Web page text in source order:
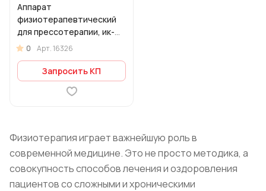
Аппарат
физиотерапевтический
для прессотерапии, ик-
прогрева Scopula
PressoPro 2
0 Арт.16326
Запросить КП
Физиотерапия играет важнейшую роль в
современной медицине. Это не просто методика, а
совокупность способов лечения и оздоровления
пациентов со сложными и хроническими